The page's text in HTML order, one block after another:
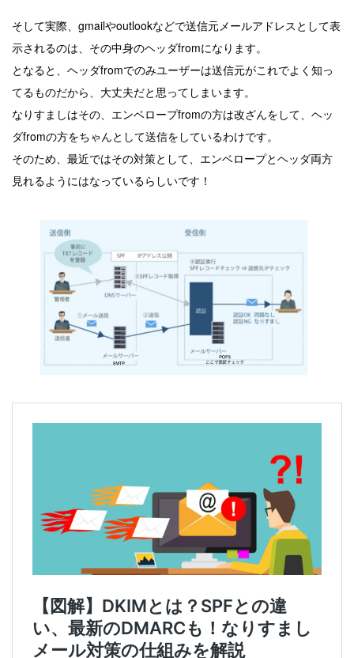
そして実際、gmailやoutlookなどで送信元メールアドレスとして表
示されるのは、その中身のヘッダfromになります。
となると、ヘッダfromでのみユーザーは送信元がこれでよく知っ
てるものだから、大丈夫だと思ってしまいます。
なりすましはその、エンベロープfromの方は改ざんをして、ヘッ
ダfromの方をちゃんとして送信をしているわけです。
そのため、最近ではその対策として、エンベロープとヘッダ両方
見れるようにはなっているらしいです！